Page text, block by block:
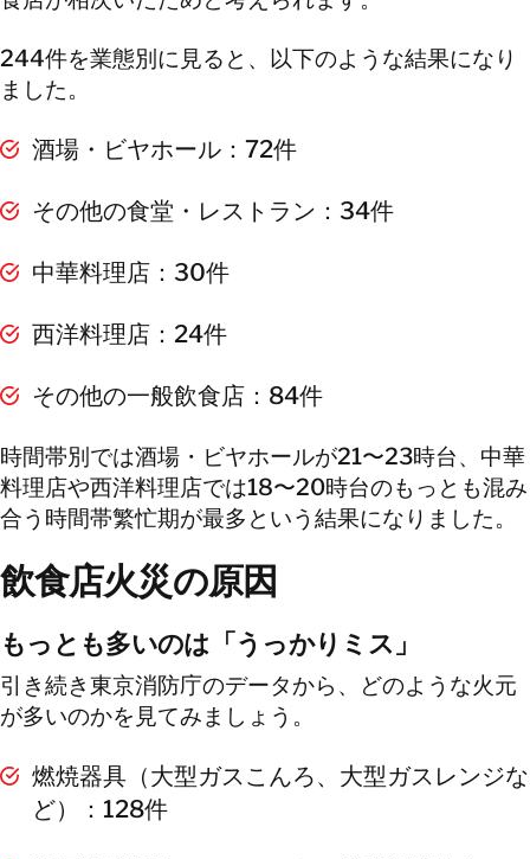
244件を業態別に見ると、以下のような結果になり
ました。
酒場・ビヤホール：72件
その他の食堂・レストラン：34件
中華料理店：30件
西洋料理店：24件
その他の一般飲食店：84件
時間帯別では酒場・ビヤホールが21〜23時台、中華
料理店や西洋料理店では18〜20時台のもっとも混み
合う時間帯繁忙期が最多という結果になりました。
飲食店火災の原因
もっとも多いのは「うっかりミス」
引き続き東京消防庁のデータから、どのような火元
が多いのかを見てみましょう。
燃焼器具（大型ガスこんろ、大型ガスレンジな
ど）：128件